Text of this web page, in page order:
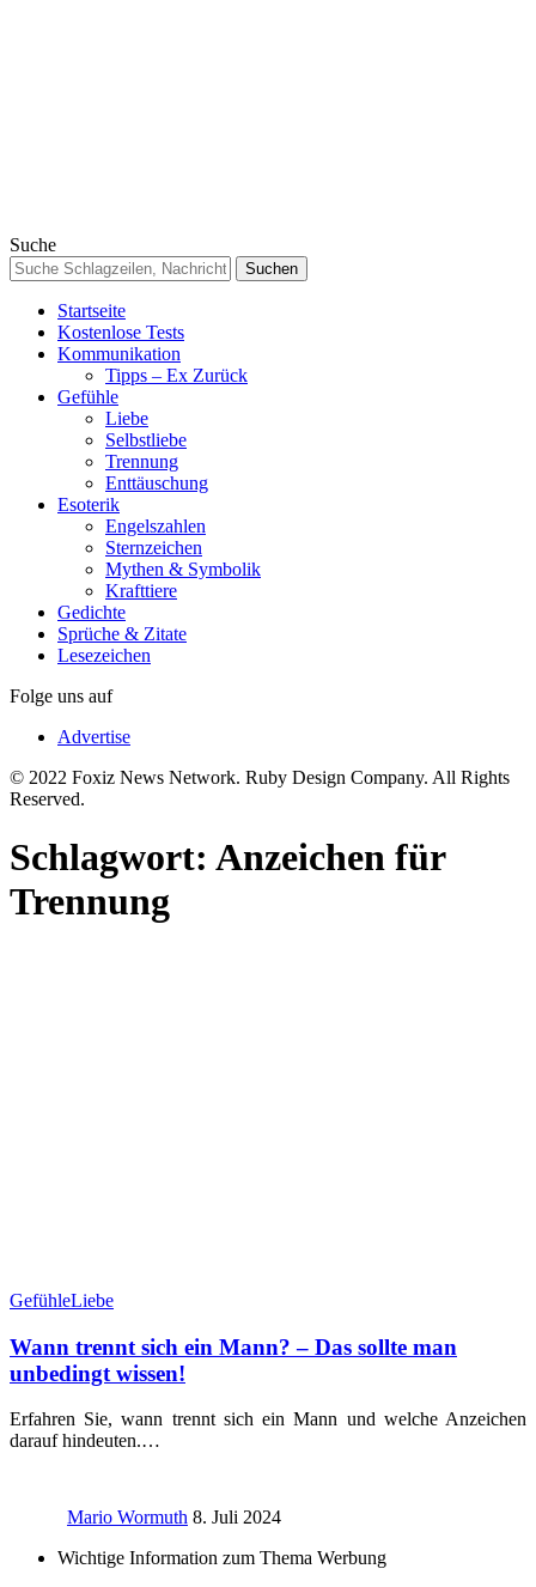
Suche
Startseite
Kostenlose Tests
Kommunikation
Tipps – Ex Zurück
Gefühle
Liebe
Selbstliebe
Trennung
Enttäuschung
Esoterik
Engelszahlen
Sternzeichen
Mythen & Symbolik
Krafttiere
Gedichte
Sprüche & Zitate
Lesezeichen
Folge uns auf
Advertise
© 2022 Foxiz News Network. Ruby Design Company. All Rights
Reserved.
Schlagwort: Anzeichen für
Trennung
GefühleLiebe
Wann trennt sich ein Mann? – Das sollte man
unbedingt wissen!
Erfahren Sie, wann trennt sich ein Mann und welche Anzeichen
darauf hindeuten.…
Mario Wormuth 8. Juli 2024
Wichtige Information zum Thema Werbung